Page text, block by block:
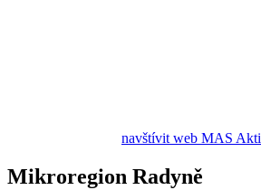
navštívit web MAS
Mikroregion Radyně